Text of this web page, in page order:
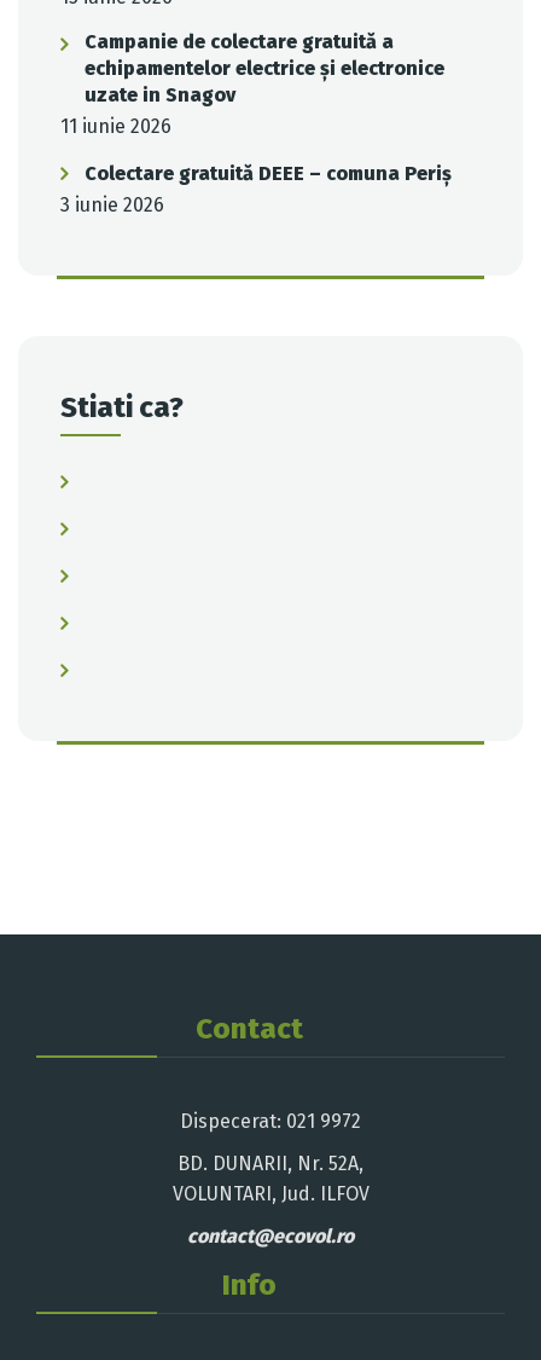
Campanie de colectare gratuită a
echipamentelor electrice și electronice
uzate in Snagov
11 iunie 2026
Colectare gratuită DEEE – comuna Periș
3 iunie 2026
Stiati ca?
Contact
Dispecerat: 021 9972
BD. DUNARII, Nr. 52A,
VOLUNTARI, Jud. ILFOV
contact@ecovol.ro
Info